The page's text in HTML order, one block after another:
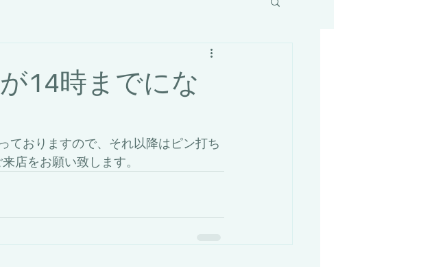
14時までにな
ておりますので、それ以降はピン打ち
店をお願い致します。